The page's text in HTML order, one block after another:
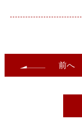
前へ